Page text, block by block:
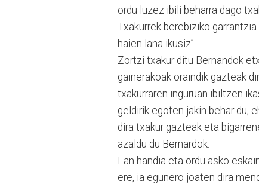
ordu luzez ibili beharra dago
Txakurrek berebiziko
haien lana ikusiz”.
Zortzi txakur ditu Bernandok
gainerakoak oraindik gazteak
txakurraren inguruan ibiltzen
geldirik egoten jakin behar du,
dira txakur gazteak eta
azaldu du Bernardok.
Lan handia eta ordu asko
ere, ia egunero joaten dira